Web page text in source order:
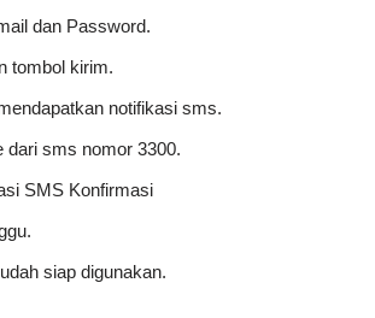
dan Password.
tombol kirim.
notifikasi sms.
dari sms nomor 3300.
SMS Konfirmasi
siap digunakan.